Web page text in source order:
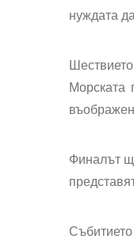
нуждата
Морската
Финалът